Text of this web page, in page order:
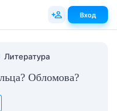
Литература
Обломова?
Вход